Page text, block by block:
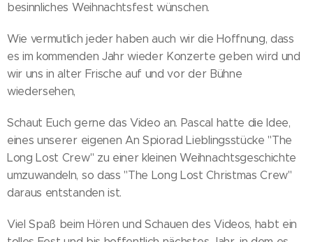
besinnliches Weihnachtsfest wünschen.
Wie vermutlich jeder haben auch wir die Hoffnung, dass
es im kommenden Jahr wieder Konzerte geben wird und
wir uns in alter Frische auf und vor der Bühne
wiedersehen,
Schaut Euch gerne das Video an. Pascal hatte die Idee,
eines unserer eigenen An Spiorad Lieblingsstücke "The
Long Lost Crew" zu einer kleinen Weihnachtsgeschichte
umzuwandeln, so dass "The Long Lost Christmas Crew"
daraus entstanden ist.
Viel Spaß beim Hören und Schauen des Videos, habt ein